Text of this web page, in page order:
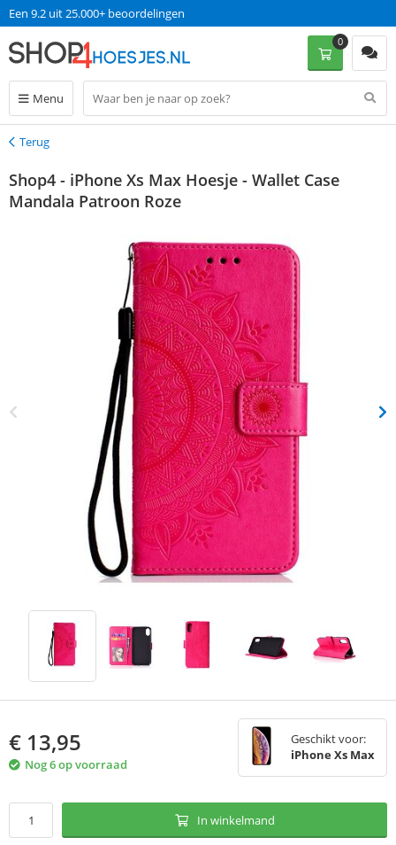
Een 9.2 uit 25.000+ beoordelingen
Menu
0
Terug
Terug
Shop4 - iPhone Xs Max Hoesje - Wallet Case
Mandala Patroon Roze
€ 13,95
Nog 6 op voorraad
Geschikt voor:
iPhone Xs Max
In winkelmand